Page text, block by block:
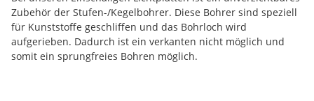
Zubehör der Stufen-/Kegelbohrer. Diese Bohrer sind speziell
für Kunststoffe geschliffen und das Bohrloch wird
aufgerieben. Dadurch ist ein verkanten nicht möglich und
somit ein sprungfreies Bohren möglich.